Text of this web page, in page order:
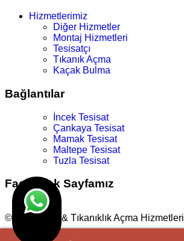
Hizmetlerimiz
Diğer Hizmetler
Montaj Hizmetleri
Tesisatçı
Tıkanık Açma
Kaçak Bulma
Bağlantılar
İncek Tesisat
Çankaya Tesisat
Mamak Tesisat
Maltepe Tesisat
Tuzla Tesisat
Facebook Sayfamız
© Su Tesisat & Tıkanıklık Açma Hizmetleri
Tasarım